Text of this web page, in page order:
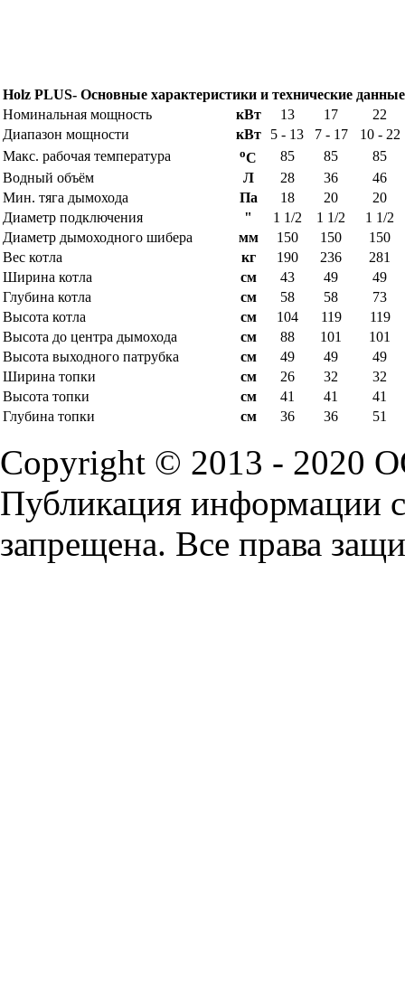
Holz PLUS- Основные характеристики и технические данные
Номинальная мощность
кВт 13 17
22
Диапазон мощности
кВт 5 - 13 7 - 17
10 - 22
Макс. рабочая температура
oC 85 85
85
Водный объём
Л 28 36
46
Мин. тяга дымохода
Па 18 20
20
Диаметр подключения
" 1 1/2 1 1/2
1 1/2
Диаметр дымоходного шибера
мм 150 150
150
Вес котла
кг 190 236
281
Ширина котла
см 43 49
49
Глубина котла
см 58 58
73
Высота котла
см 104 119
119
Высота до центра дымохода
см 88 101
101
Высота выходного патрубка
см 49 49
49
Ширина топки
см 26 32
32
Высота топки
см 41 41
41
Глубина топки
см 36 36 51
Copyright © 2013 - 2020
Публикация информации
запрещена. Все права